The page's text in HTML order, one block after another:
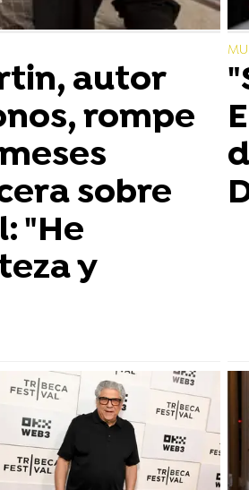
autor
rompe
sobre
"He
y